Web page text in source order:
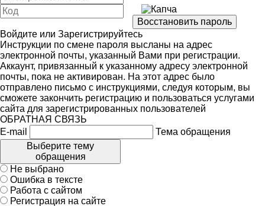
Войдите или Зарегистрируйтесь
Инструкции по смене пароля высланы на адрес
электронной почты, указанный Вами при регистрации.
Аккаунт, привязанный к указанному адресу электронной
почты, пока не активирован. На этот адрес было
отправлено письмо с инструкциями, следуя которым, вы
сможете закончить регистрацию и пользоваться услугами
сайта для зарегистрированных пользователей
ОБРАТНАЯ СВЯЗЬ
E-mail
Тема обращения
Выберите тему
обращения
Не выбрано
Ошибка в тексте
Работа с сайтом
Регистрация на сайте